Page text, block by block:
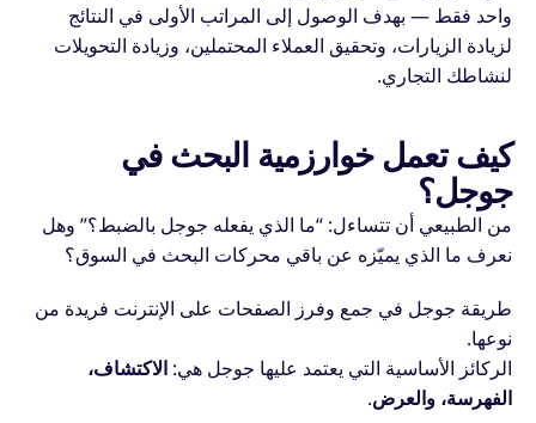
واحد فقط — بهدف الوصول إلى المراتب الأولى في النتائج
لزيادة الزيارات، وتحقيق العملاء المحتملين، وزيادة التحويلات
لنشاطك التجاري.
كيف تعمل خوارزمية البحث في
جوجل؟
من الطبيعي أن تتساءل: “ما الذي يفعله جوجل بالضبط؟” وهل
نعرف ما الذي يميّزه عن باقي محركات البحث في السوق؟
طريقة جوجل في جمع وفرز الصفحات على الإنترنت فريدة من
نوعها.
الركائز الأساسية التي يعتمد عليها جوجل هي: الاكتشاف،
الفهرسة، والعرض.